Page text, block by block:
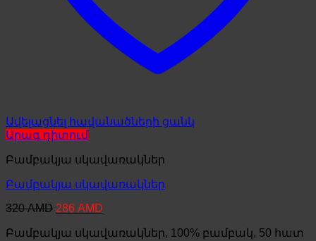
Ավելացնել հավանածների ցանկ
Արագ դիտում
Բամբակյա սկավառակներ
Բամբակյա սկավառակներ
320AMD Original
was:
286 AMD
is:
Բամբակյա սկավառակներ, 100% բամբակ, 50 հատ